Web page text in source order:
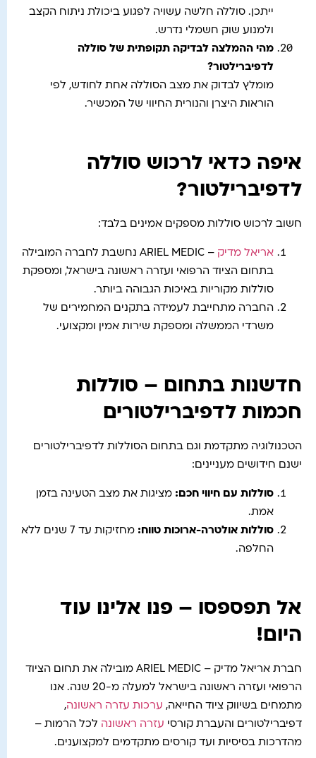
ייתכן. סוללה חלשה עשויה לפגוע ביכולת ניתוח הקצב
ולמנוע שוק חשמלי נדרש.
מהי ההמלצה לבדיקה תקופתית של סוללה
לדפיברילטור?
מומלץ לבדוק את מצב הסוללה אחת לחודש, לפי
הוראות היצרן והנורית החיווי של המכשיר.
איפה כדאי לרכוש סוללה
לדפיברילטור?
חשוב לרכוש סוללות מספקים אמינים בלבד:
אריאל מדיק
– ARIEL MEDIC נחשבת לחברה המובילה
בתחום הציוד הרפואי ועזרה ראשונה בישראל, ומספקת
סוללות מקוריות באיכות הגבוהה ביותר.
החברה מתחייבת לעמידה בתקנים המחמירים של
משרדי הממשלה ומספקת שירות אמין ומקצועי.
חדשנות בתחום – סוללות
חכמות לדפיברילטורים
הטכנולוגיה מתקדמת וגם בתחום הסוללות לדפיברילטורים
ישנם חידושים מעניינים:
סוללות עם חיווי חכם: מציגות את מצב הטעינה בזמן
אמת.
סוללות אולטרה-ארוכות טווח:
מחזיקות עד 7 שנים ללא
החלפה.
אל תפספסו – פנו אלינו עוד
היום!
חברת אריאל מדיק – ARIEL MEDIC מובילה את תחום הציוד
הרפואי ועזרה ראשונה בישראל למעלה מ-20 שנה. אנו
מתמחים בשיווק ציוד החייאה, ערכות עזרה ראשונה,
דפיברילטורים והעברת קורסי עזרה ראשונה לכל הרמות –
מהדרכות בסיסיות ועד קורסים מתקדמים למקצוענים.